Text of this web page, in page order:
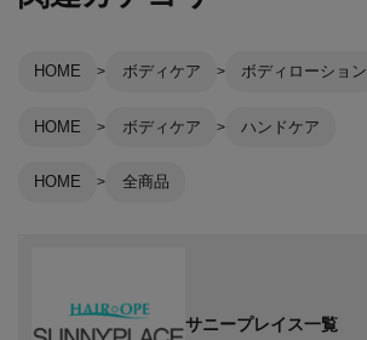
HOME ボディケア ボディローション
HOME ボディケア ハンドケア
HOME 全商品
サニープレイス一覧